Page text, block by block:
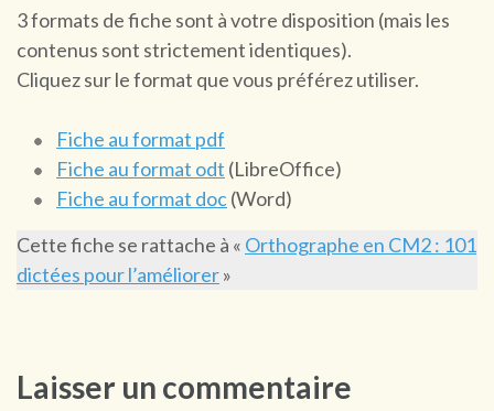
3 formats de fiche sont à votre disposition (mais les
contenus sont strictement identiques).
Cliquez sur le format que vous préférez utiliser.
Fiche au format pdf
Fiche au format odt (LibreOffice)
Fiche au format doc(Word)
Cette fiche se rattache à « Orthographe en CM2 : 101
dictées pour l’améliorer»
Laisser un commentaire